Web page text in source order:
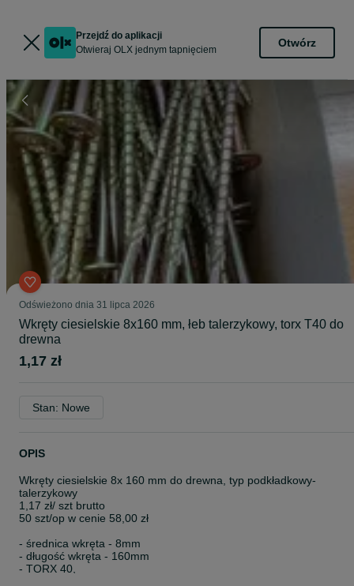
Przejdź do aplikacji
Otwieraj OLX jednym tapnięciem
Otwórz
Odświeżono dnia 31 lipca 2026
Wkręty ciesielskie 8x160 mm, łeb talerzykowy, torx T40 do
drewna
1,17 zł
Stan: Nowe
OPIS
Wkręty ciesielskie 8x 160 mm do drewna, typ podkładkowy-
talerzykowy
1,17 zł/ szt brutto
50 szt/op w cenie 58,00 zł
- średnica wkręta - 8mm
- długość wkręta - 160mm
- TORX 40,